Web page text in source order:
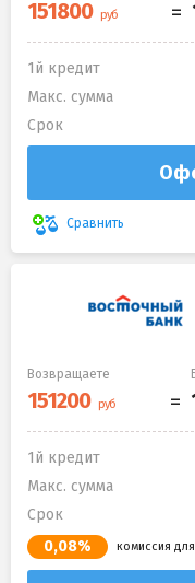
1й кредит
Макс. сумма
Срок
Сравнить
Возвращаете
1й кредит
Макс. сумма
Срок
0,08% комиссия